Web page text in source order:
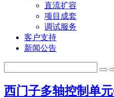
直流扩容
项目成套
调试服务
客户支持
新闻公告
西门子多轴控制单